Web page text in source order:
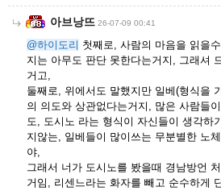
아브낭뜨 26-07-09 00:41
@하이도리 첫째로, 사람의 마음을 읽을
지는 아무도 판단 못한다는거지, 그래셔
거고,
둘째로, 위에서도 말했지만 일베(형식을
의 의도와 상관없다는거지, 많은 사람들
도, 도시노 라는 형식이 자신들이 생각하
지않는, 일베들이 많이쓰는 무분별한 노
야,
그래서 너가 도시노를 봤을때 경남방언
거임, 리센느라는 화자를 빼고 순수하게